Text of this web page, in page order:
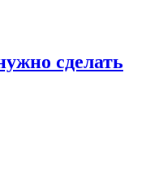
сделать